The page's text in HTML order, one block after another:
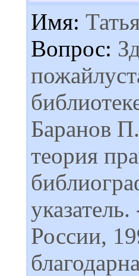
Имя:
Вопрос:
Баранов
теория
России,